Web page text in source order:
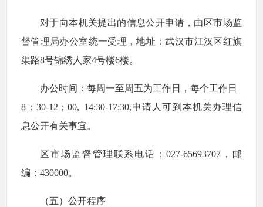
对于向本机关提出的信息公开申请，由区市场监
督管理局办公室统一受理，地址：武汉市江汉区红旗
渠路8号锦绣人家4号楼6楼。
办公时间：每周一至周五为工作日，每个工作日
8：30-12；00, 14:30-17:30,申请人可到本机关办理信
息公开有关事宜。
区市场监督管理联系电话：027-65693707，邮
编：430000。
（五）公开程序